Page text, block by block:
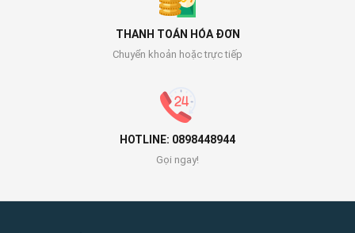
THANH TOÁN HÓA ĐƠN
Chuyển khoản hoặc trực tiếp
HOTLINE: 0898448944
Gọi ngay!